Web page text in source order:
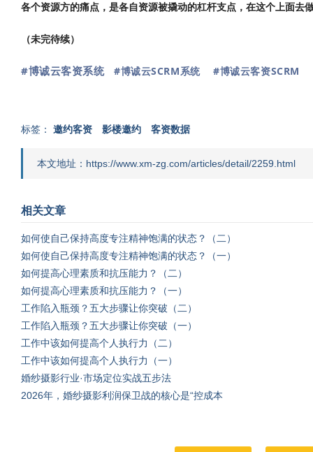
各个资源方的痛点，是各自资源被撬动的杠杆支点，在这个上面去
（未完待续）
#博诚云客资系统 #博诚云SCRM系统 #博诚云客资SCRM
标签： 邀约客资 影楼邀约 客资数据
本文地址：https://www.xm-zg.com/articles/detail/2259.html
相关文章
如何使自己保持高度专注精神饱满的状态？（二）
如何使自己保持高度专注精神饱满的状态？（一）
如何提高心理素质和抗压能力？（二）
如何提高心理素质和抗压能力？（一）
工作陷入瓶颈？五大步骤让你突破（二）
工作陷入瓶颈？五大步骤让你突破（一）
工作中该如何提高个人执行力（二）
工作中该如何提高个人执行力（一）
婚纱摄影行业·市场定位实战五步法
2026年，婚纱摄影利润保卫战的核心是“控成本